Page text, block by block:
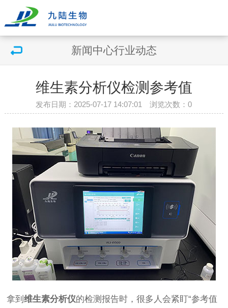
新闻中心行业动态
维生素分析仪检测参考值
发布日期：2025-07-17 14:07:01 浏览次数：0
拿到维生素分析仪的检测报告时，很多人会紧盯“参考值